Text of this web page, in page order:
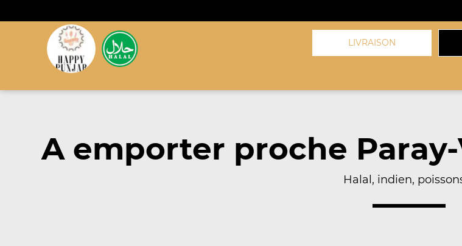
LIVRAISON
A emporter proche
Halal, indien,